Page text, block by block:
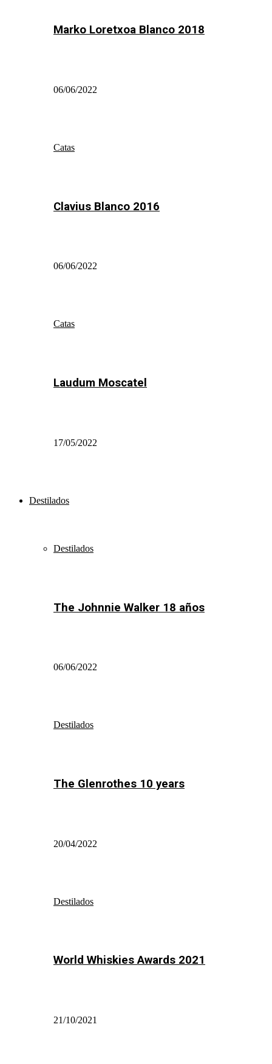
Marko Loretxoa Blanco 2018
06/06/2022
Catas
Clavius Blanco 2016
06/06/2022
Catas
Laudum Moscatel
17/05/2022
Destilados
Destilados
The Johnnie Walker 18 años
06/06/2022
Destilados
The Glenrothes 10 years
20/04/2022
Destilados
World Whiskies Awards 2021
21/10/2021